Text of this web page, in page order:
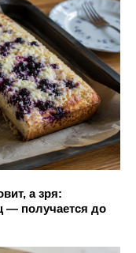
а зря:
— получается до